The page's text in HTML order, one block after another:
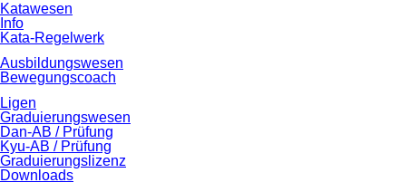
Katawesen
Info
Kata-Regelwerk
Ausbildungswesen
Bewegungscoach
Ligen
Graduierungswesen
Dan-AB / Prüfung
Kyu-AB / Prüfung
Graduierungslizenz
Downloads